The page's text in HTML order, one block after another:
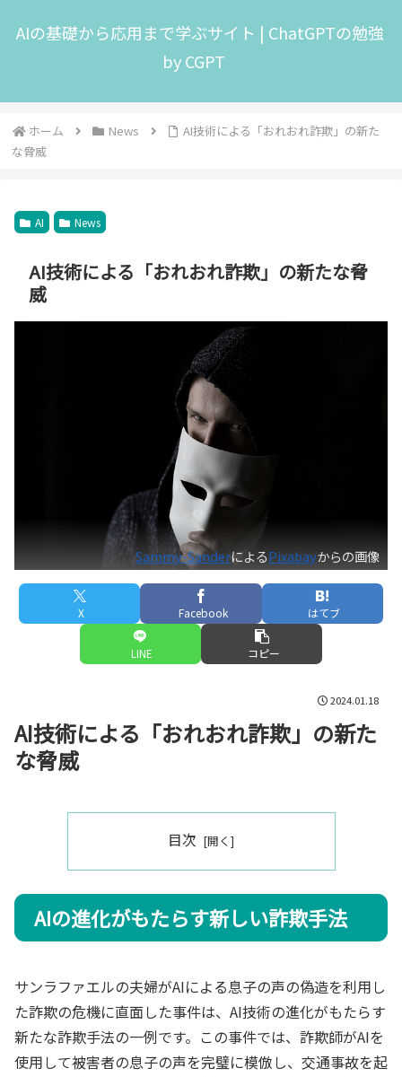
AIの基礎から応用まで学ぶサイト | ChatGPTの勉強
by CGPT
ホーム News
AI技術による「おれおれ詐欺」の新た
な脅威
AI News
AI技術による「おれおれ詐欺」の新たな脅
威
Sammy-SanderによるPixabayからの画像
X Facebook はてブ
LINE コピー
2024.01.18
AI技術による「おれおれ詐欺」の新た
な脅威
目次
AIの進化がもたらす新しい詐欺手法
サンラファエルの夫婦がAIによる息子の声の偽造を利用し
た詐欺の危機に直面した事件は、AI技術の進化がもたらす
新たな詐欺手法の一例です。この事件では、詐欺師がAIを
使用して被害者の息子の声を完璧に模倣し、交通事故を起